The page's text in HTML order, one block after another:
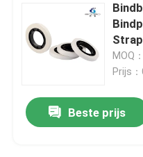
MOQ
Prijs
Beste prijs